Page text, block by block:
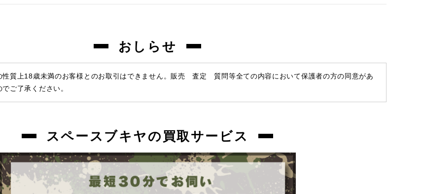
お品物についてのご注意を必ずお読み頂
chc-2605263420-ai-081533323
おしらせ
性質上18歳未満のお客様とのお取引はできません。販売 査定 質問等全ての内容において保護者の方の同意があ
ご了承ください。
スペースブキヤの買取サービス